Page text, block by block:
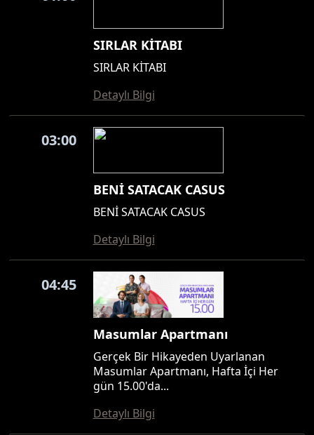
SIRLAR KİTABI
SIRLAR KİTABI
Detaylı Bilgi
03:00
BENİ SATACAK CASUS
BENİ SATACAK CASUS
Detaylı Bilgi
04:45
Masumlar Apartmanı
Gerçek Bir Hikayeden Uyarlanan
Masumlar Apartmanı, Hafta İçi Her
gün 15.00'da...
Detaylı Bilgi